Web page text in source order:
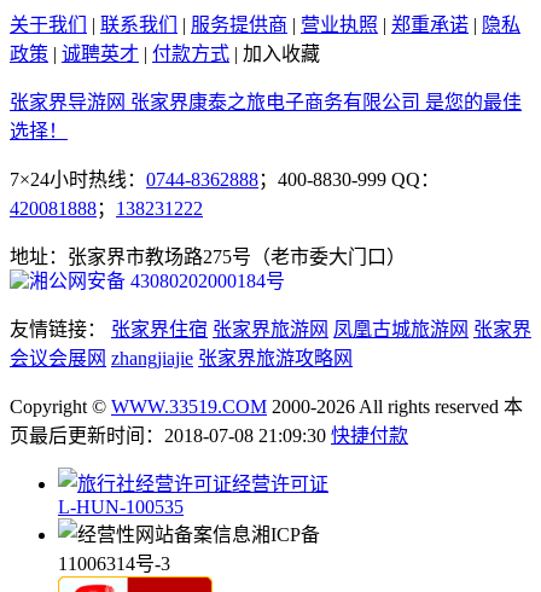
关于我们 | 联系我们 | 服务提供商 | 营业执照 | 郑重承诺 | 隐私
政策 | 诚聘英才 | 付款方式 | 加入收藏
张家界导游网 张家界康泰之旅电子商务有限公司 是您的最佳
选择！
7×24小时热线： 0744-8362888；400-8830-999 QQ：
420081888； 138231222
地址：张家界市教场路275号（老市委大门口）
湘公网安备 43080202000184号
友情链接： 张家界住宿 张家界旅游网 凤凰古城旅游网 张家界
会议会展网 zhangjiajie 张家界旅游攻略网
Copyright © WWW.33519.COM 2000-2026 All rights reserved 本
页最后更新时间：2018-07-08 21:09:30 快捷付款
经营许可证
L-HUN-100535
湘ICP备
11006314号-3